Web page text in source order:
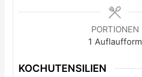
PORTIONEN
1 Auflaufform
KOCHUTENSILIEN